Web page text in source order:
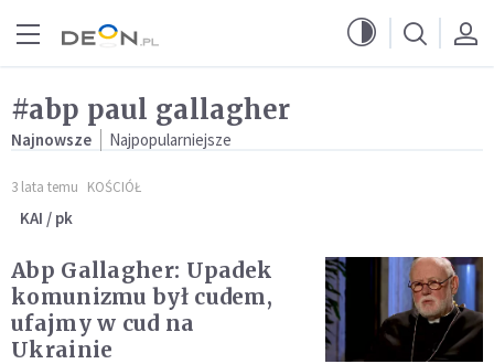
#abp paul gallagher
Najnowsze Najpopularniejsze
3 lata temu KOŚCIÓŁ
KAI / pk
Abp Gallagher: Upadek
komunizmu był cudem,
ufajmy w cud na
Ukrainie